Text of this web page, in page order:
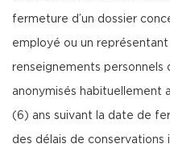
fermeture d’un dossier
employé ou un représentant
renseignements personnels
anonymisés habituellement
(6) ans suivant la date de
des délais de conservations